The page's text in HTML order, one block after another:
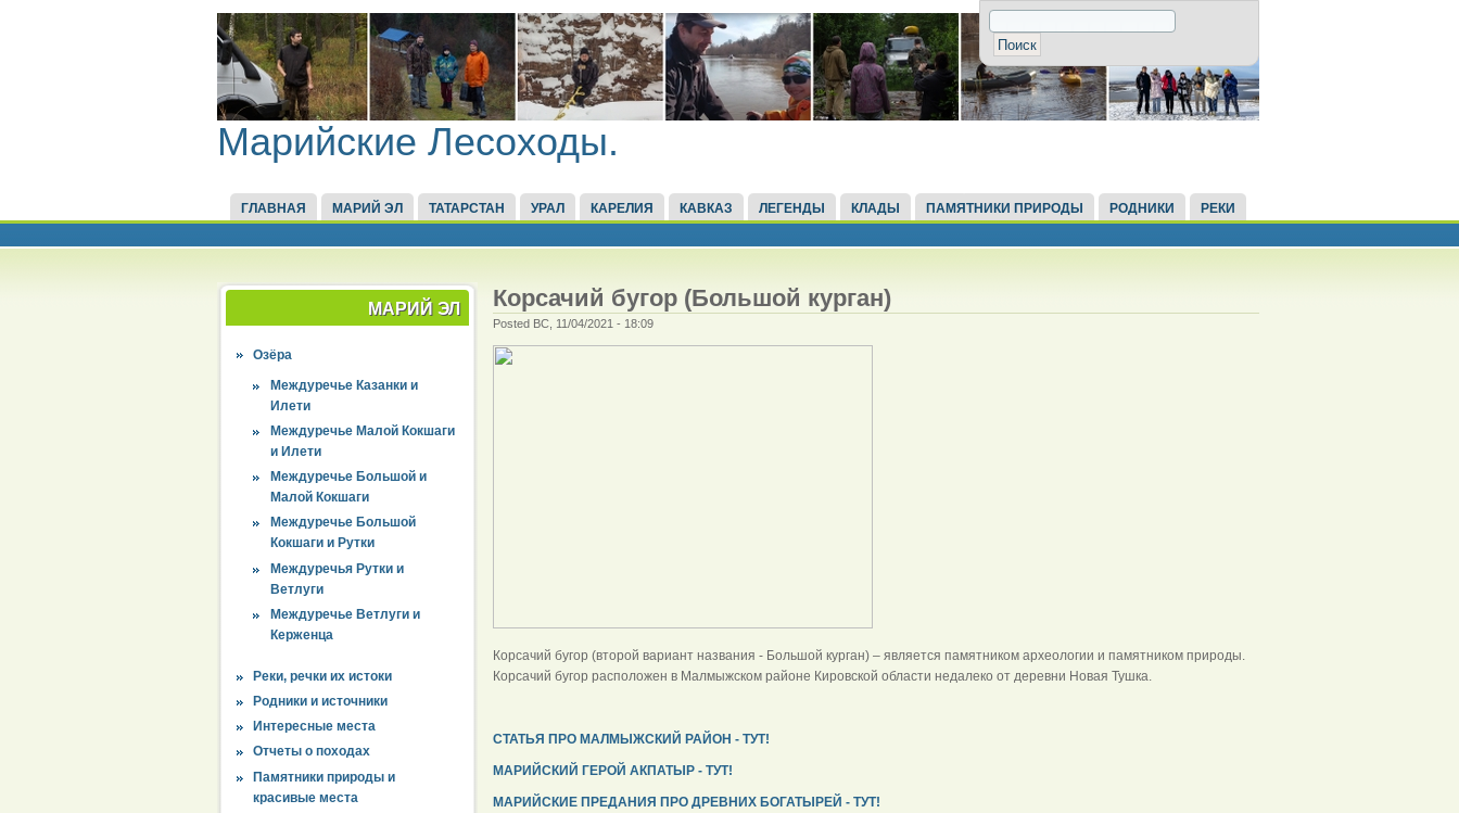
Марийские Лесоходы.
ГЛАВНАЯ МАРИЙ ЭЛ ТАТАРСТАН УРАЛ КАРЕЛИЯ КАВКАЗ ЛЕГЕНДЫ КЛАДЫ ПАМЯТНИКИ ПРИРОДЫ РОДНИКИ РЕКИ
МАРИЙ ЭЛ
Озёра
Междуречье Казанки и
Илети
Междуречье Малой Кокшаги
и Илети
Междуречье Большой и
Малой Кокшаги
Междуречье Большой
Кокшаги и Рутки
Междуречья Рутки и
Ветлуги
Междуречье Ветлуги и
Керженца
Реки, речки их истоки
Родники и источники
Интересные места
Отчеты о походах
Памятники природы и
красивые места
Корсачий бугор (Большой курган)
Posted ВС, 11/04/2021 - 18:09
Корсачий бугор (второй вариант названия - Большой курган) – является памятником археологии и памятником природы.
Корсачий бугор расположен в Малмыжском районе Кировской области недалеко от деревни Новая Тушка.
СТАТЬЯ ПРО МАЛМЫЖСКИЙ РАЙОН - ТУТ!
МАРИЙСКИЙ ГЕРОЙ АКПАТЫР - ТУТ!
МАРИЙСКИЕ ПРЕДАНИЯ ПРО ДРЕВНИХ БОГАТЫРЕЙ - ТУТ!